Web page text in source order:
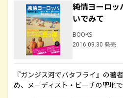
純情ヨーロ
いでみて
BOOKS
2016.09.30 発売
『ガンジス河でバタフライ』の著
め、ヌーディスト・ビーチの聖地